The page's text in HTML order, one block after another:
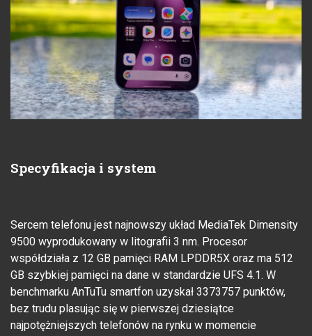
Specyfikacja i system
Sercem telefonu jest najnowszy układ MediaTek Dimensity
9500 wyprodukowany w litografii 3 nm. Procesor
współdziała z 12 GB pamięci RAM LPDDR5X oraz ma 512
GB szybkiej pamięci na dane w standardzie UFS 4.1. W
benchmarku AnTuTu smartfon uzyskał 3373757 punktów,
bez trudu plasując się w pierwszej dziesiątce
najpotężniejszych telefonów na rynku w momencie